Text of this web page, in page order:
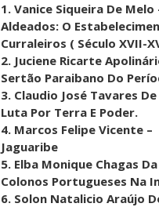
1. Vanice Siqueira De
Aldeados: O
Curraleiros ( Século XVII-
2. Juciene Ricarte
Sertão Paraibano Do
3. Claudio José Tavares
Luta Por Terra E Poder.
4. Marcos Felipe Vicente
Jaguaribe
5. Elba Monique Chagas
Colonos Portugueses Na
6. Solon Natalicio Araújo